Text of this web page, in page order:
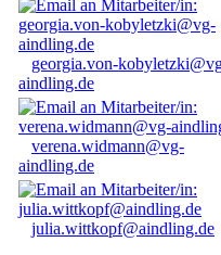
georgia.von-
aindling.de
verena.widmann@vg-
aindling.de
julia.wittkopf@aindling.de